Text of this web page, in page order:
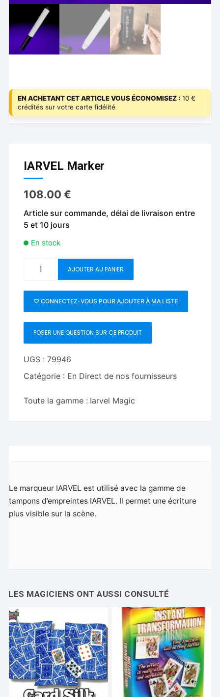
EN ACHETANT CET ARTICLE VOUS ÉCONOMISEZ : 10 €
crédités sur votre carte fidélité
IARVEL Marker
108.00€
Article sur commande, délai de livraison entre
5 et 10 jours
En stock
Marker
AJOUTER AU PANIER
♡ CONNECTEZ-VOUS POUR AJOUTER À MA LISTE
POSER UNE QUESTION SUR CE PRODUIT
UGS :79946
Catégorie : En Direct de nos fournisseurs
Toute la gamme : Iarvel Magic
Le marqueur IARVEL est utilisé avec la gamme de
tampons d’empreintes IARVEL. Il permet une écriture
plus visible sur la scène.